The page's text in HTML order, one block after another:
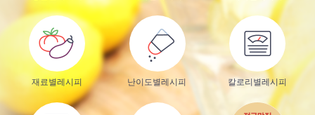
재료별레시피 난이도별레시피 칼로리별레시피